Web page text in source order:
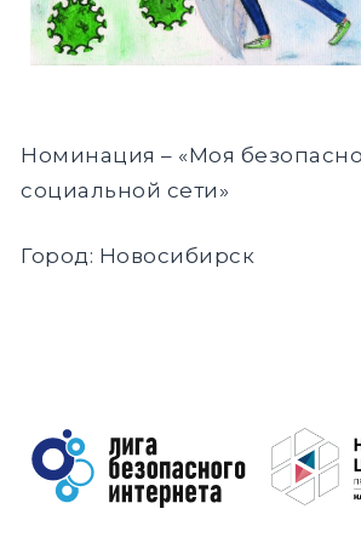
Найти:
Номинация – «Моя
социальной сети»
Город: Новосибирск